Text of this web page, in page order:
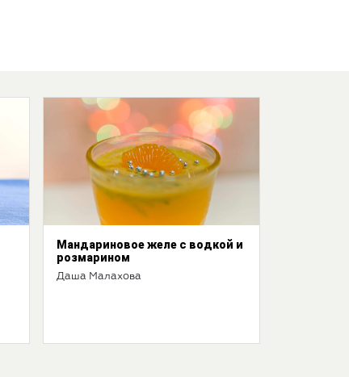
Мандариновое желе с водкой и
розмарином
Даша Малахова